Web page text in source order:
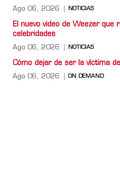
Ago 06, 2026 NOTICIAS
El nuevo video de Weezer que
celebridades
Ago 06, 2026 NOTICIAS
Cómo dejar de ser la víctima
Ago 06, 2026 ON DEMAND